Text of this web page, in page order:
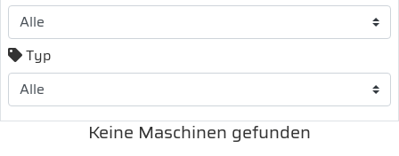
Typ
Keine Maschinen gefunden